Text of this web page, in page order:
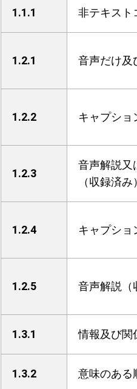
1.1.1 非テキスト
1.2.1 音声だけ及
1.2.2 キャプショ
1.2.3
音声解説又
（収録済み）
1.2.4 キャプショ
1.2.5 音声解説（
1.3.1 情報及び関
1.3.2 意味のある